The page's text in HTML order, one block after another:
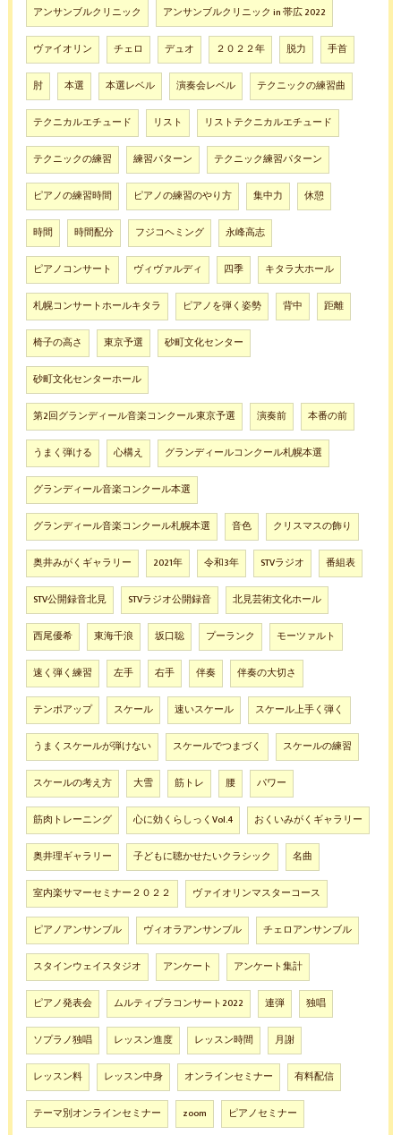
アンサンブルクリニック アンサンブルクリニック in 帯広 2022
ヴァイオリン チェロ デュオ ２０２２年 脱力 手首
肘 本選 本選レベル 演奏会レベル テクニックの練習曲
テクニカルエチュード リスト リストテクニカルエチュード
テクニックの練習 練習パターン テクニック練習パターン
ピアノの練習時間 ピアノの練習のやり方 集中力 休憩
時間 時間配分 フジコヘミング 永峰高志
ピアノコンサート ヴィヴァルディ 四季 キタラ大ホール
札幌コンサートホールキタラ ピアノを弾く姿勢 背中 距離
椅子の高さ 東京予選 砂町文化センター
砂町文化センターホール
第2回グランディール音楽コンクール東京予選 演奏前 本番の前
うまく弾ける 心構え グランディールコンクール札幌本選
グランディール音楽コンクール本選
グランディール音楽コンクール札幌本選 音色 クリスマスの飾り
奥井みがくギャラリー 2021年 令和3年 STVラジオ 番組表
STV公開録音北見 STVラジオ公開録音 北見芸術文化ホール
西尾優希 東海千浪 坂口聡 プーランク モーツァルト
速く弾く練習 左手 右手 伴奏 伴奏の大切さ
テンポアップ スケール 速いスケール スケール上手く弾く
うまくスケールが弾けない スケールでつまづく スケールの練習
スケールの考え方 大雪 筋トレ 腰 パワー
筋肉トレーニング 心に効くらしっくVol.4 おくいみがくギャラリー
奥井理ギャラリー 子どもに聴かせたいクラシック 名曲
室内楽サマーセミナー２０２２ ヴァイオリンマスターコース
ピアノアンサンブル ヴィオラアンサンブル チェロアンサンブル
スタインウェイスタジオ アンケート アンケート集計
ピアノ発表会 ムルティプラコンサート2022 連弾 独唱
ソプラノ独唱 レッスン進度 レッスン時間 月謝
レッスン料 レッスン中身 オンラインセミナー 有料配信
テーマ別オンラインセミナー zoom ピアノセミナー